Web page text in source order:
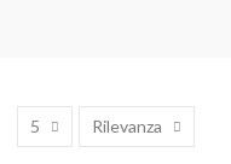
5 Rilevanza